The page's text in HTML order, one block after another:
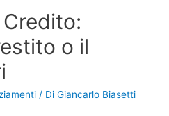
o il
/ Di Giancarlo Biasetti